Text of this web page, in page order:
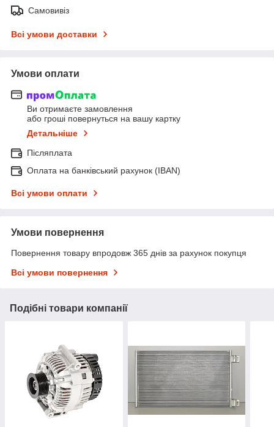
Самовивіз
Всі умови доставки
Умови оплати
Ви отримаєте замовлення
або гроші повернуться на вашу картку
Детальніше
Післяплата
Оплата на банківський рахунок (IBAN)
Всі умови оплати
Умови повернення
Повернення товару впродовж 365 днів за рахунок покупця
Всі умови повернення
Подібні товари компанії